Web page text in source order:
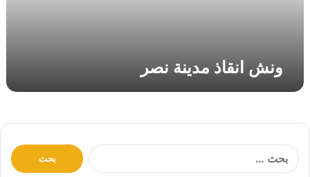
ن
ص
ونش انقاذ مدينة نصر